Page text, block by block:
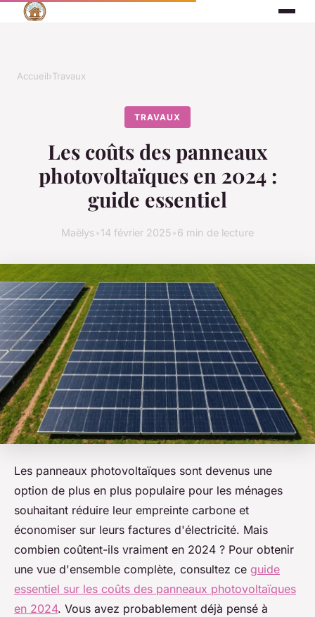
Accueil›Travaux
TRAVAUX
Les coûts des panneaux
photovoltaïques en 2024 :
guide essentiel
Maëlys 14 février 2025 6 min de lecture
Les panneaux photovoltaïques sont devenus une
option de plus en plus populaire pour les ménages
souhaitant réduire leur empreinte carbone et
économiser sur leurs factures d'électricité. Mais
combien coûtent-ils vraiment en 2024 ? Pour obtenir
une vue d'ensemble complète, consultez ce guide
essentiel sur les coûts des panneaux photovoltaïques
en 2024. Vous avez probablement déjà pensé à